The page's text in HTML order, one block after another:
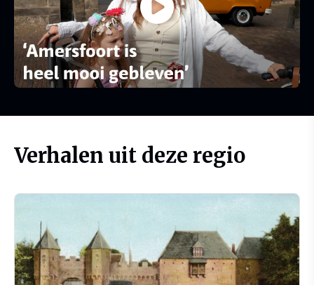
Verhalen uit deze regio